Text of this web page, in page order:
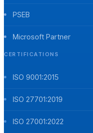
PSEB
Microsoft Partner
CERTIFICATIONS
ISO 9001:2015
ISO 27701:2019
ISO 27001:2022